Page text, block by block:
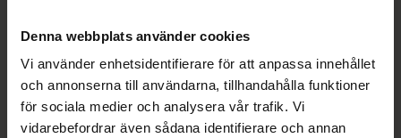
Denna webbplats använder cookies
Vi använder enhetsidentifierare för att anpassa innehållet
och annonserna till användarna, tillhandahålla funktioner
för sociala medier och analysera vår trafik. Vi
vidarebefordrar även sådana identifierare och annan
Budesonid, Nässpray,
suspension, 120 dos(er)
Läkemedel
Pris online
70 kr
Nässpray vid allergi och
förkylning 50 ml
Medicinteknisk produkt
Pris online
63 kr